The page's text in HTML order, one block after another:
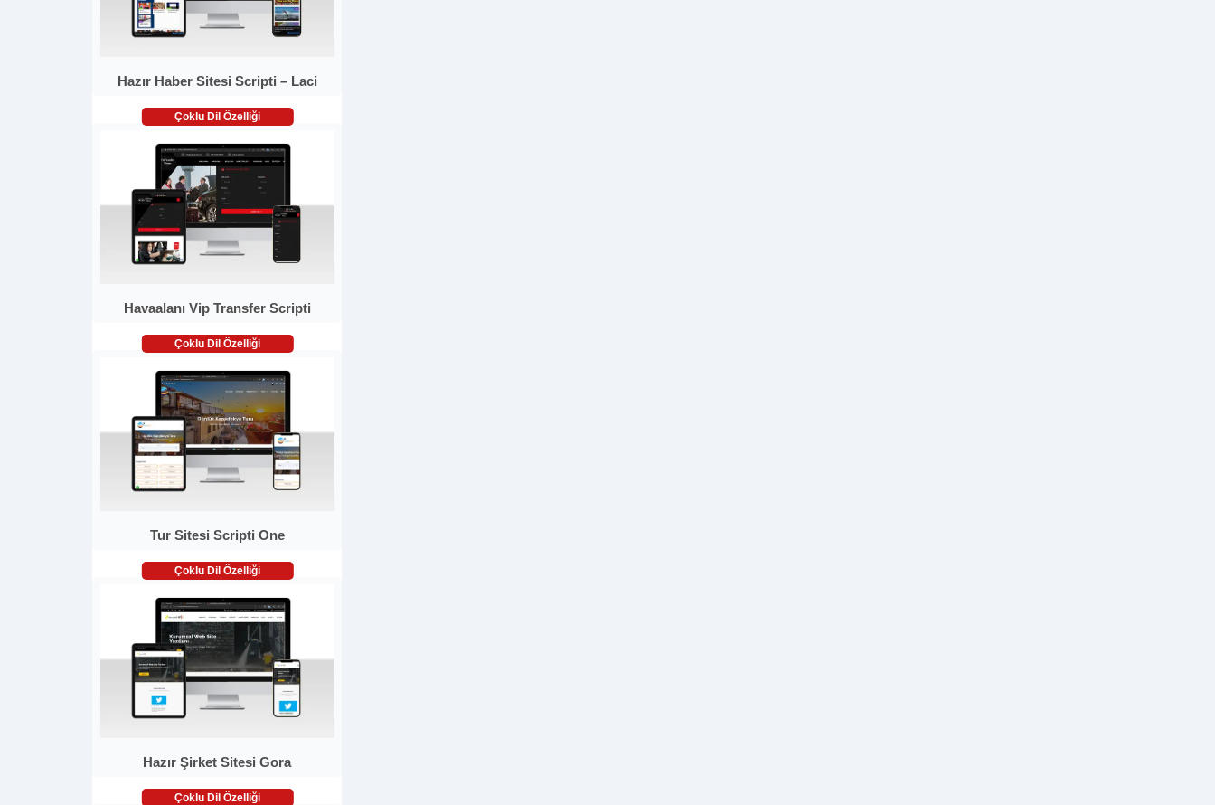
Hazır Haber Sitesi Scripti – Laci
Çoklu Dil Özelliği
Havaalanı Vip Transfer Scripti
Çoklu Dil Özelliği
Tur Sitesi Scripti One
Çoklu Dil Özelliği
Hazır Şirket Sitesi Gora
Çoklu Dil Özelliği